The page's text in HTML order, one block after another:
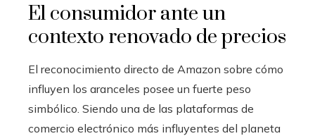
El consumidor ante un
contexto renovado de precios
El reconocimiento directo de Amazon sobre cómo
influyen los aranceles posee un fuerte peso
simbólico. Siendo una de las plataformas de
comercio electrónico más influyentes del planeta